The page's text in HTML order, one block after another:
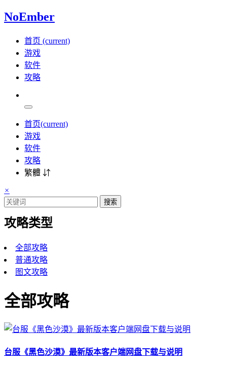
NoEmber
首页 (current)
游戏
软件
攻略
首页(current)
游戏
软件
攻略
繁體 ⇵
×
搜索
攻略类型
全部攻略
普通攻略
图文攻略
全部攻略
台服《黑色沙漠》最新版本客户端网盘下载与说明